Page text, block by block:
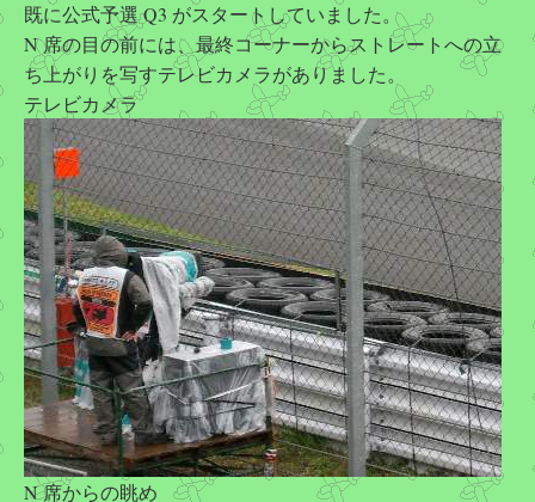
既に公式予選 Q3 がスタートしていました。
N 席の目の前には、最終コーナーからストレートへの立
ち上がりを写すテレビカメラがありました。
テレビカメラ
N 席からの眺め